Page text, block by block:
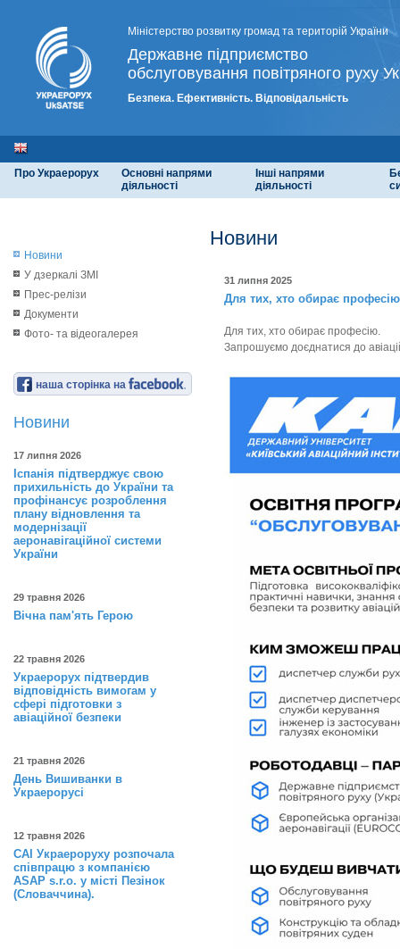
Міністерство розвитку громад та територій України
Державне підприємство
обслуговування повітряного руху
Безпека. Ефективність. Відповідальність
Про Украерорух
Основні напрями
діяльності
Інші напрями
діяльності
Новини
У дзеркалі ЗМІ
Прес-релізи
Документи
Фото- та відеогалерея
наша сторінка на
Новини
17 липня 2026
Іспанія підтверджує свою
прихильність до України та
профінансує розроблення
плану відновлення та
модернізації
аеронавігаційної системи
України
29 травня 2026
Вічна пам'ять Герою
22 травня 2026
Украерорух підтвердив
відповідність вимогам у
сфері підготовки з
авіаційної безпеки
21 травня 2026
День Вишиванки в
Украерорусі
12 травня 2026
САІ Украероруху розпочала
співпрацю з компанією
ASAP s.r.o. у місті Пезінок
(Словаччина).
Новини
31 липня 2025
Для тих, хто обирає професію
Для тих, хто обирає професію.
Запрошуємо доєднатися до